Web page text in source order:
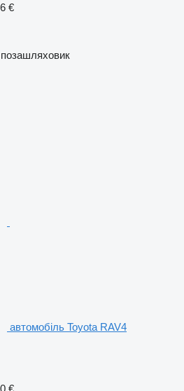
€
позашляховик
автомобіль Toyota RAV4
€